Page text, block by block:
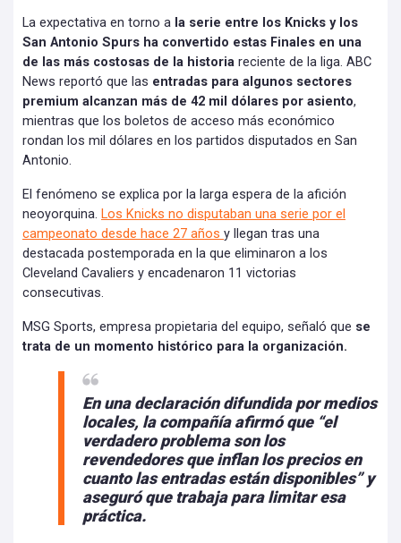
La expectativa en torno a la serie entre los Knicks y los
San Antonio Spurs ha convertido estas Finales en una
de las más costosas de la historia reciente de la liga. ABC
News reportó que las entradas para algunos sectores
premium alcanzan más de 42 mil dólares por asiento,
mientras que los boletos de acceso más económico
rondan los mil dólares en los partidos disputados en San
Antonio.
El fenómeno se explica por la larga espera de la afición
neoyorquina. Los Knicks no disputaban una serie por el
campeonato desde hace 27 años y llegan tras una
destacada postemporada en la que eliminaron a los
Cleveland Cavaliers y encadenaron 11 victorias
consecutivas.
MSG Sports, empresa propietaria del equipo, señaló que se
trata de un momento histórico para la organización.
En una declaración difundida por medios
locales, la compañía afirmó que “el
verdadero problema son los
revendedores que inflan los precios en
cuanto las entradas están disponibles” y
aseguró que trabaja para limitar esa
práctica.